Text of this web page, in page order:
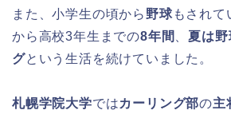
また、小学生の頃から 野球もされて
から高校3年生までの8年間 、夏は野
グという生活を続けていました。
札幌学院大学ではカーリング部の主